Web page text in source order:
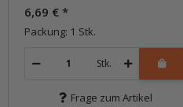
6,69 € *
Packung: 1 Stk.
Stk.
Frage zum Artikel